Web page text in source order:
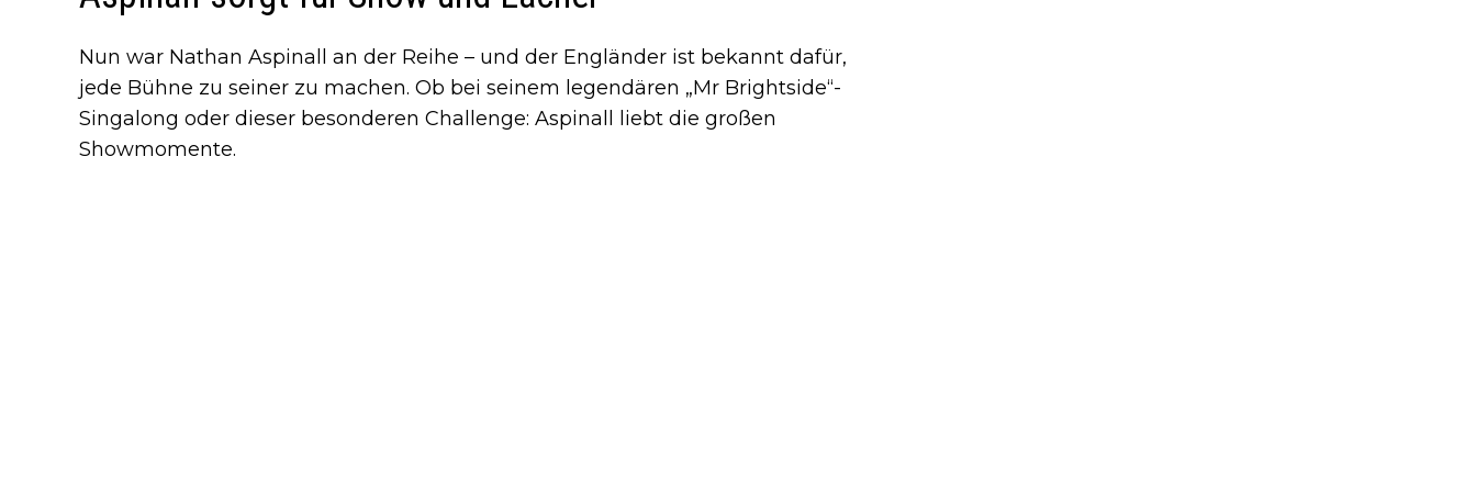
Nun war Nathan Aspinall an der Reihe – und der Engländer ist bekannt dafür,
jede Bühne zu seiner zu machen. Ob bei seinem legendären „Mr Brightside“-
Singalong oder dieser besonderen Challenge: Aspinall liebt die großen
Showmomente.